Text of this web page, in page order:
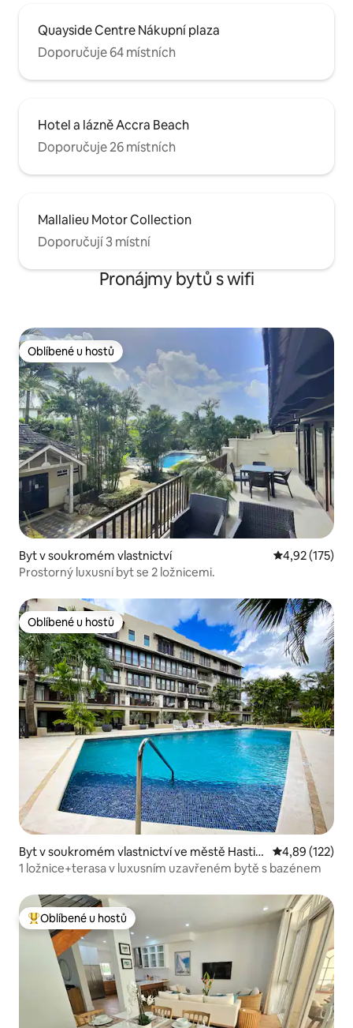
Quayside Centre Nákupní plaza
Doporučuje 64 místních
Hotel a lázně Accra Beach
Doporučuje 26 místních
Mallalieu Motor Collection
Doporučují 3 místní
Pronájmy bytů s wifi
Oblíbené u hostů
Oblíbené u hostů
Byt v soukromém vlastnictví Průměrné
4,92 (175)
Prostorný luxusní byt se 2 ložnicemi.
Oblíbené u hostů
Oblíbené u hostů
Byt v soukromém vlastnictví ve městě Hastin
gs
Průměrné
4,89 (122)
1 ložnice+terasa v luxusním uzavřeném bytě s bazénem
Nejlepší v kategorii Oblíbené u hostů
Oblíbené u hostů